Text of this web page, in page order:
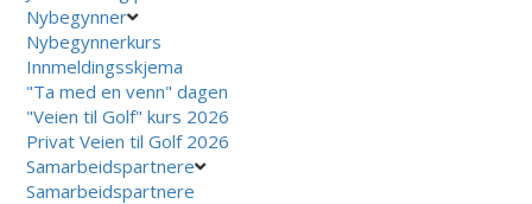
Nybegynner
Nybegynnerkurs
Innmeldingsskjema
"Ta med en venn" dagen
"Veien til Golf" kurs 2026
Privat Veien til Golf 2026
Samarbeidspartnere
Samarbeidspartnere